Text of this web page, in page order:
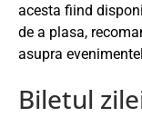
acesta fiind
de a plasa,
asupra
Biletul